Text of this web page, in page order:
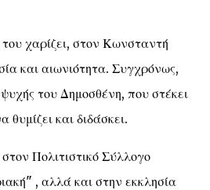
χαρίζει, στον Κωνσταντή
και αιωνιότητα. Συγχρόνως,
του Δημοσθένη, που στέκει
θυμίζει και διδάσκει.
Πολιτιστικό Σύλλογο
, αλλά και στην εκκλησία